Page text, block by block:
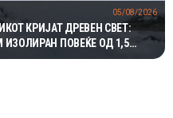
КРИЈАТ ДРЕВЕН СВЕТ:
ПОВЕЌЕ ОД 1,5
05/08/2026